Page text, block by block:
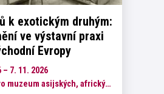
k exotickým druhým:
ve výstavní praxi
Evropy
– 7. 11. 2026
asijských, afrických a amerických kultur